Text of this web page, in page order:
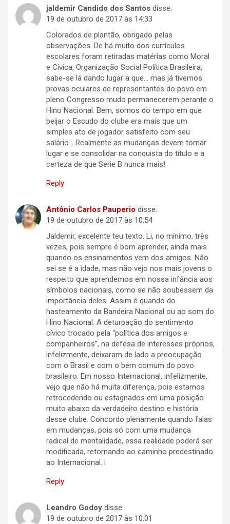
jaldemir Candido dos Santos disse:
19 de outubro de 2017 às 14:33
Colorados de plantão, obrigado pelas
observações. De há muito dos currículos
escolares foram retiradas matérias como Moral
e Cívica, Organização Social Política Brasileira,
sabe-se lá dando lugar a que… mas já tivemos
provas oculares de representantes do povo em
pleno Congresso mudo permanecerem perante o
Hino Nacional. Bem, somos do tempo em que
beijar o Escudo do clube era mais que um
simples ato de jogador satisfeito com seu
salário… Realmente as mudanças devem tomar
lugar e se consolidar na conquista do título e a
certeza de que Serie B nunca mais!
Reply
Antônio Carlos Pauperio disse:
19 de outubro de 2017 às 10:54
Jaldemir, excelente teu texto. Li, no mínimo, três
vezes, pois sempre é bom aprender, ainda mais
quando os ensinamentos vem dos amigos. Não
sei se é a idade, mas não vejo nos mais jovens o
respeito que aprendemos em nossa infância aos
símbolos nacionais, como se não soubessem da
importância deles. Assim é quando do
hasteamento da Bandeira Nacional ou ao som do
Hino Nacional. A deturpação do sentimento
cívico trocado pela “política dos amigos e
companheiros”, na defesa de interesses próprios,
infelizmente, deixaram de lado a preocupação
com o Brasil e com o bem comum do povo
brasileiro. Em nosso Internacional, infelizmente,
vejo que não há muita diferença, pois estamos
retrocedendo ou estagnados em uma posição
muito abaixo da verdadeiro destino e história
desse clube. Concordo plenamente quando falas
em mudanças, pois só com uma mudança
radical de mentalidade, essa realidade poderá ser
modificada, retornando ao caminho predestinado
ao Internacional. i
Reply
Leandro Godoy disse:
19 de outubro de 2017 às 10:01